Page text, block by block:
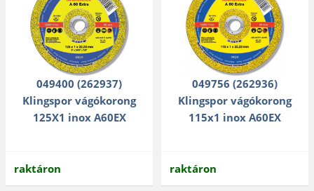
049400 (262937)
Klingspor vágókorong
125X1 inox A60EX
raktáron
049756 (262936)
Klingspor vágókorong
115x1 inox A60EX
raktáron